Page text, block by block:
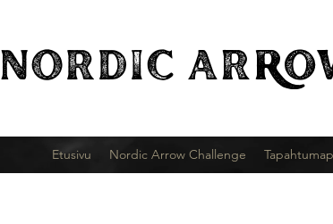
NORDIC
Etusivu Nordic Arrow Challenge